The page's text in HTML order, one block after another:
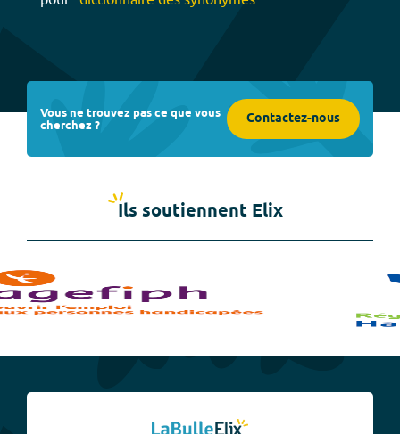
Vous ne trouvez pas ce que vous
cherchez ? Contactez-nous
Ils soutiennent Elix